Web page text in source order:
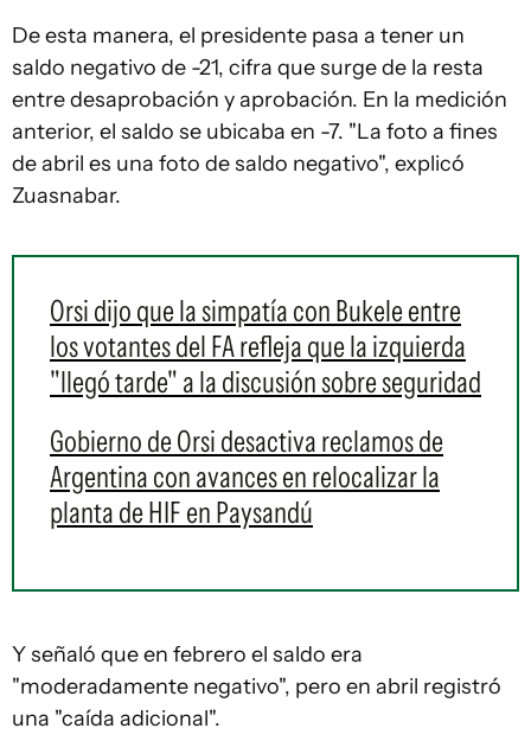
De esta manera, el presidente pasa a tener un
saldo negativo de -21, cifra que surge de la resta
entre desaprobación y aprobación. En la medición
anterior, el saldo se ubicaba en -7. "La foto a fines
de abril es una foto de saldo negativo", explicó
Zuasnabar.
Orsi dijo que la simpatía con Bukele entre
los votantes del FA refleja que la izquierda
"llegó tarde" a la discusión sobre seguridad
Gobierno de Orsi desactiva reclamos de
Argentina con avances en relocalizar la
planta de HIF en Paysandú
Y señaló que en febrero el saldo era
"moderadamente negativo", pero en abril registró
una "caída adicional".